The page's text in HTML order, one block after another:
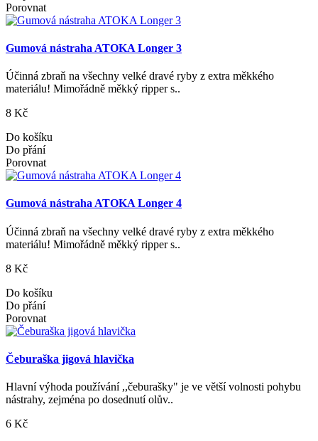
Porovnat
Gumová nástraha ATOKA Longer 3
Účinná zbraň na všechny velké dravé ryby z extra měkkého
materiálu! Mimořádně měkký ripper s..
8 Kč
Do košíku
Do přání
Porovnat
Gumová nástraha ATOKA Longer 4
Účinná zbraň na všechny velké dravé ryby z extra měkkého
materiálu! Mimořádně měkký ripper s..
8 Kč
Do košíku
Do přání
Porovnat
Čeburaška jigová hlavička
Hlavní výhoda používání ,,čeburašky" je ve větší volnosti pohybu
nástrahy, zejména po dosednutí olův..
6 Kč